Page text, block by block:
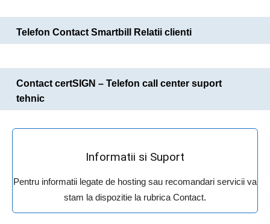
Telefon Contact Smartbill Relatii clienti
Contact certSIGN – Telefon call center suport
tehnic
Informatii si Suport
Pentru informatii legate de hosting sau recomandari servicii va
stam la dispozitie la rubrica Contact.